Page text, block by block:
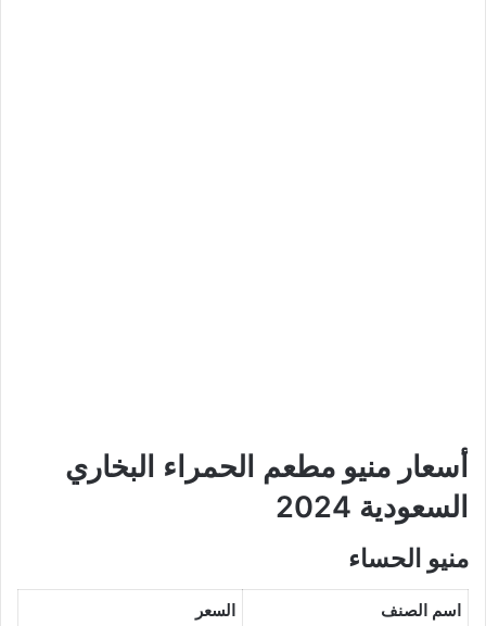
أسعار منيو مطعم الحمراء البخاري
السعودية 2024
منيو الحساء
اسم الصنف
السعر